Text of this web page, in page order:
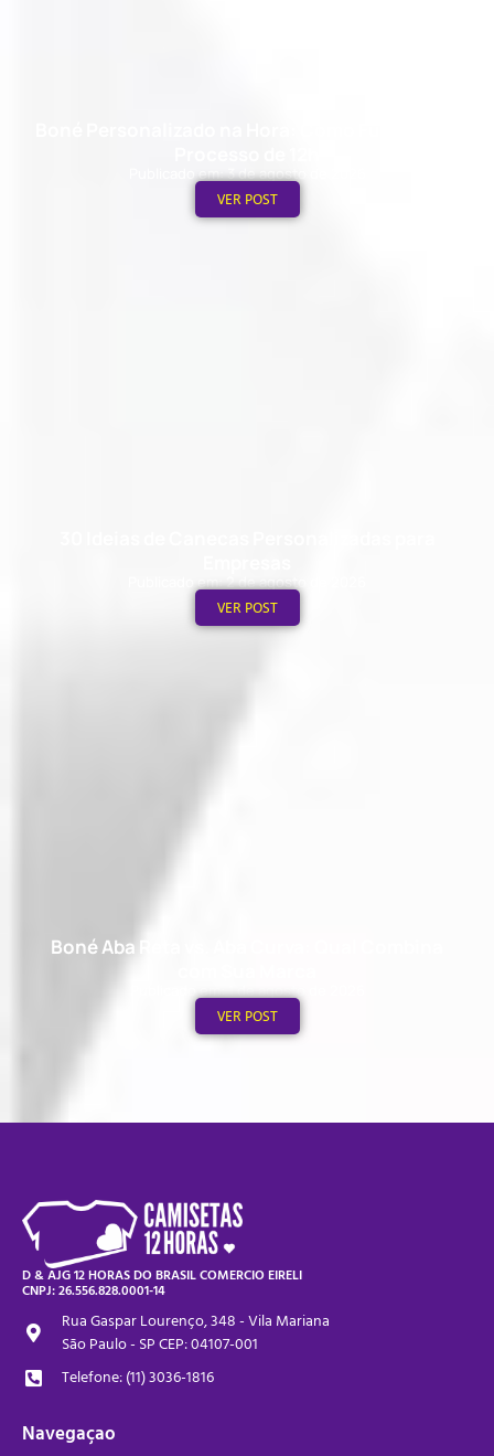
Publicado em: 3 de agosto de 2026
VER POST
Publicado em: 2 de agosto de 2026
VER POST
Boné Aba Reta vs. Aba Curva: Qual Combina
Publicado em: 1 de agosto de 2026
VER POST
D & AJG 12 HORAS DO BRASIL COMERCIO EIRELI
CNPJ: 26.556.828.0001-14
Rua Gaspar Lourenço, 348 - Vila Mariana
São Paulo - SP CEP: 04107-001
Telefone: (11) 3036-1816
Navegaçao